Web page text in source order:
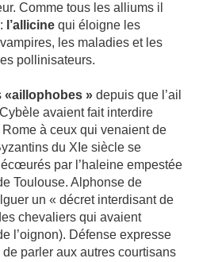
Comme tous les alliums il
l’allicine qui éloigne les
les maladies et les
pollinisateurs.
«aillophobes » depuis que l’ail
avaient fait interdire
Rome à ceux qui venaient de
du XIe siècle se
par l’haleine empestée
Toulouse. Alphonse de
un « décret interdisant de
chevaliers qui avaient
l’oignon). Défense expresse
de parler aux autres courtisans